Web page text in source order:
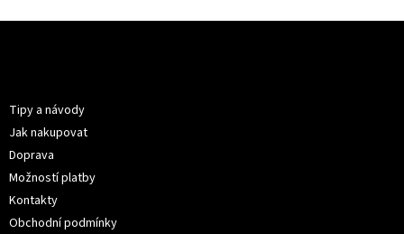
Tipy a návody
Jak nakupovat
Doprava
Možností platby
Kontakty
Obchodní podmínky